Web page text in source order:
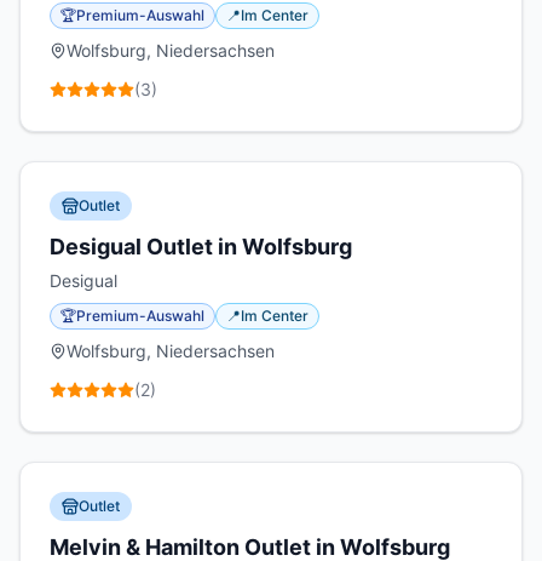
🏆Premium-Auswahl 📍Im Center
Wolfsburg, Niedersachsen
(3)
Outlet
Desigual Outlet in Wolfsburg
Desigual
🏆Premium-Auswahl 📍Im Center
Wolfsburg, Niedersachsen
(2)
Outlet
Melvin & Hamilton Outlet in Wolfsburg